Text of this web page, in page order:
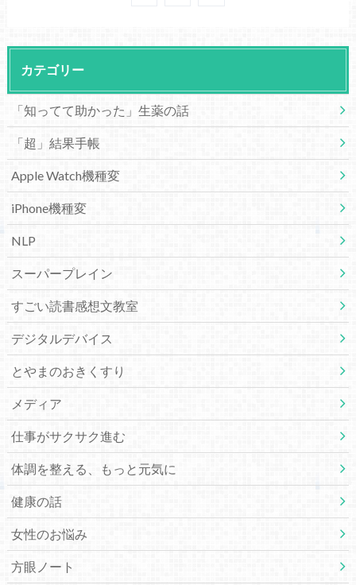
カテゴリー
「知ってて助かった」生薬の話
「超」結果手帳
Apple Watch機種変
iPhone機種変
NLP
スーパープレイン
すごい読書感想文教室
デジタルデバイス
とやまのおきくすり
メディア
仕事がサクサク進む
体調を整える、もっと元気に
健康の話
女性のお悩み
方眼ノート